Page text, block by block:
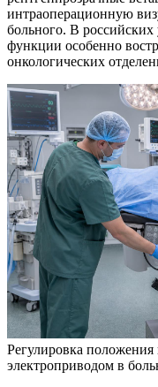
интраоперационную
больного. В российских
функции особенно
онкологических
Регулировка положения
электроприводом в